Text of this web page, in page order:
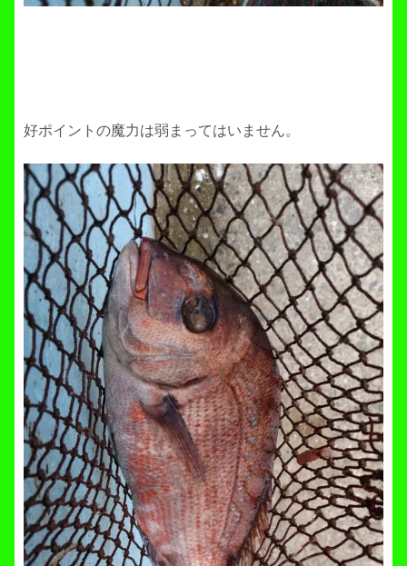
好ポイントの魔力は弱まってはいません。